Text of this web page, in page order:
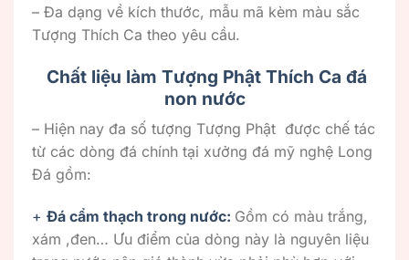
– Đa dạng về kích thước, mẫu mã kèm màu sắc
Tượng Thích Ca theo yêu cầu.
Chất liệu làm Tượng Phật Thích Ca đá
non nước
– Hiện nay đa số tượng Tượng Phật được chế tác
từ các dòng đá chính tại xưởng đá mỹ nghệ Long
Đá gồm:
+ Đá cẩm thạch trong nước: Gồm có màu trắng,
xám ,đen… Ưu điểm của dòng này là nguyên liệu